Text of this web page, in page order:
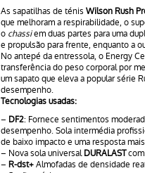
As sapatilhas de ténis Wilson Rush
que melhoram a respirabilidade, o
o chassiem duas partes para uma
e propulsão para frente, enquanto a
No antepé da entressola, o Energy
transferência do peso corporal por
um sapato que eleva a popular série
desempenho.
Tecnologias usadas:
– DF2: Fornece sentimentos
desempenho. Sola intermédia
de baixo impacto e uma resposta
– Nova sola universalDURALASTcom
– R-dst+Almofadas de densidade